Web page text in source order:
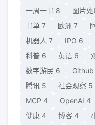
一周一书 8 图片处
书单 7 欧洲 7
机器人 7 IPO 6
科普 6 英语 6
数字游民 6 Github
腾讯 5 社会观察 5
MCP 4 OpenAI 4
健康 4 博客 4